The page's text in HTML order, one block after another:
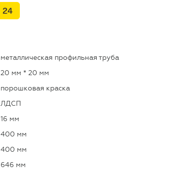
металлическая профильная труба
20 мм * 20 мм
порошковая краска
ЛДСП
16 мм
400 мм
400 мм
646 мм